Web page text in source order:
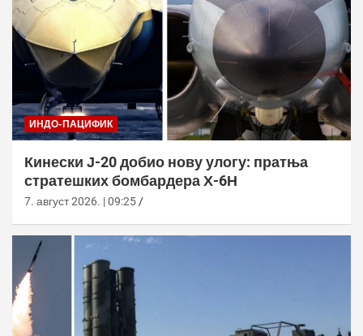
ИНДО-ПАЦИФИК
Кинески Ј-20 добио нову улогу: пратња
стратешких бомбардера Х-6Н
7. август 2026. | 09:25